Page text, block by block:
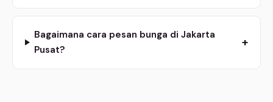
Bagaimana cara pesan bunga di Jakarta
Pusat?
+